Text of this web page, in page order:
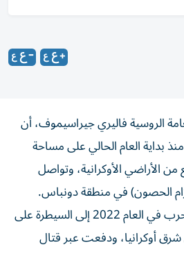
الروسية فاليري جيراسيموف، أن
بداية العام الحالي على مساحة
مربع من الأراضي الأوكرانية، وتواصل
الحصون) ⁠في منطقة دونباس.
وتسعى روسيا منذ بدء الحرب في العام 2022 ‌إلى السيطرة على
أوكرانيا، ودفعت عبر قتال